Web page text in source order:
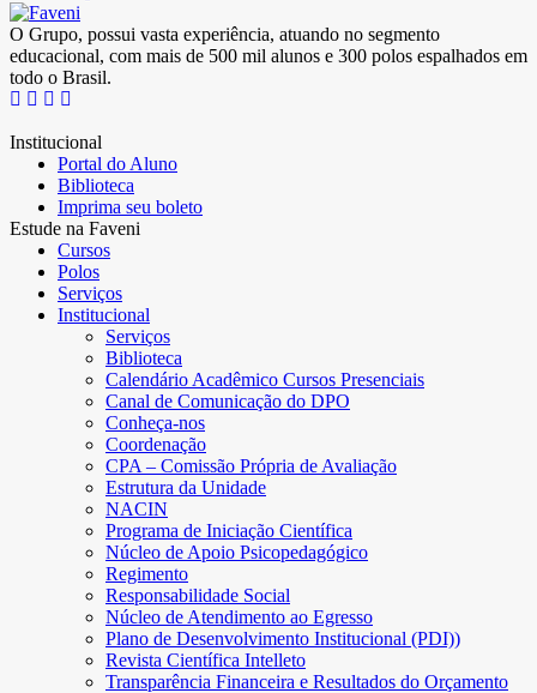
O Grupo, possui vasta experiência, atuando no segmento
educacional, com mais de 500 mil alunos e 300 polos espalhados em
todo o Brasil.
Institucional
Portal do Aluno
Biblioteca
Imprima seu boleto
Estude na Faveni
Cursos
Polos
Serviços
Institucional
Serviços
Biblioteca
Calendário Acadêmico Cursos Presenciais
Canal de Comunicação do DPO
Conheça-nos
Coordenação
CPA – Comissão Própria de Avaliação
Estrutura da Unidade
NACIN
Programa de Iniciação Científica
Núcleo de Apoio Psicopedagógico
Regimento
Responsabilidade Social
Núcleo de Atendimento ao Egresso
Plano de Desenvolvimento Institucional (PDI))
Revista Científica Intelleto
Transparência Financeira e Resultados do Orçamento